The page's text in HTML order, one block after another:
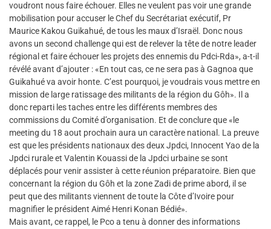
voudront nous faire échouer. Elles ne veulent pas voir une grande
mobilisation pour accuser le Chef du Secrétariat exécutif, Pr
Maurice Kakou Guikahué, de tous les maux d’Israël. Donc nous
avons un second challenge qui est de relever la tête de notre leader
régional et faire échouer les projets des ennemis du Pdci-Rda», a-t-il
révélé avant d’ajouter : «En tout cas, ce ne sera pas à Gagnoa que
Guikahué va avoir honte. C’est pourquoi, je voudrais vous mettre en
mission de large ratissage des militants de la région du Gôh». Il a
donc reparti les taches entre les différents membres des
commissions du Comité d’organisation. Et de conclure que «le
meeting du 18 aout prochain aura un caractère national. La preuve
est que les présidents nationaux des deux Jpdci, Innocent Yao de la
Jpdci rurale et Valentin Kouassi de la Jpdci urbaine se sont
déplacés pour venir assister à cette réunion préparatoire. Bien que
concernant la région du Gôh et la zone Zadi de prime abord, il se
peut que des militants viennent de toute la Côte d’Ivoire pour
magnifier le président Aimé Henri Konan Bédié».
Mais avant, ce rappel, le Pco a tenu à donner des informations